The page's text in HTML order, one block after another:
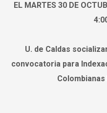
EL MARTES 30 DE
U. de Caldas
convocatoria para